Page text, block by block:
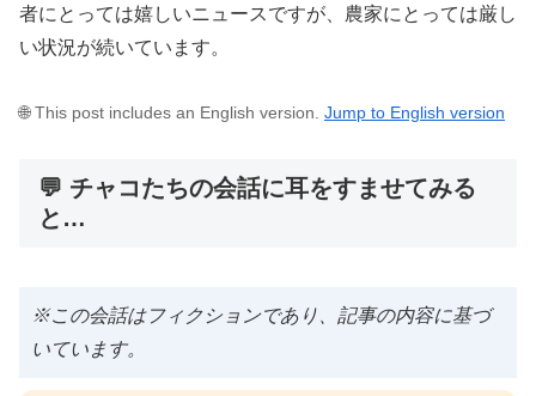
者にとっては嬉しいニュースですが、農家にとっては厳し
い状況が続いています。
🌐 This post includes an English version. Jump to English version
💬 チャコたちの会話に耳をすませてみる
と…
※この会話はフィクションであり、記事の内容に基づ
いています。